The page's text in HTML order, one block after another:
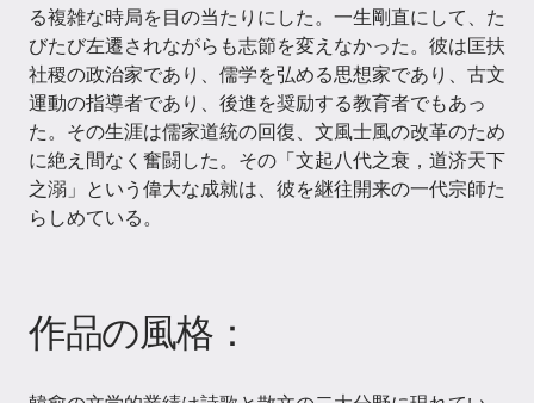
る複雑な時局を目の当たりにした。一生剛直にして、た
びたび左遷されながらも志節を変えなかった。彼は匡扶
社稷の政治家であり、儒学を弘める思想家であり、古文
運動の指導者であり、後進を奨励する教育者でもあっ
た。その生涯は儒家道統の回復、文風士風の改革のため
に絶え間なく奮闘した。その「文起八代之衰，道济天下
之溺」という偉大な成就は、彼を継往開来の一代宗師た
らしめている。
作品の風格：